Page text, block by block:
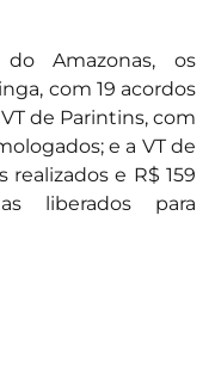
Amazonas, os
com 19 acordos
de Parintins, com
e a VT de
e R$ 159
liberados para